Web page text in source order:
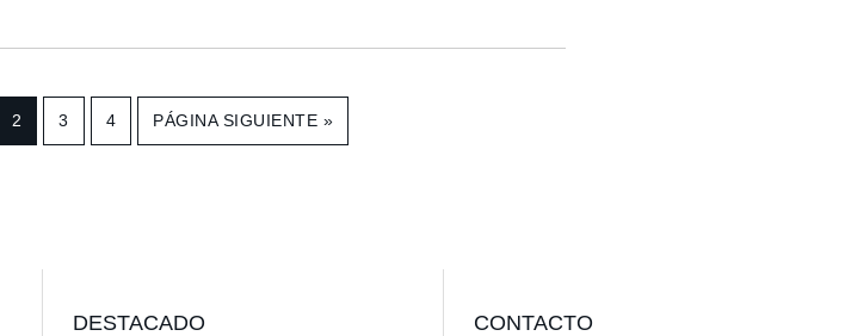
IR
A
2
IR
A
3
IR
A
4
IR
A
PÁGINA SIGUIENTE »
DESTACADO CONTACTO